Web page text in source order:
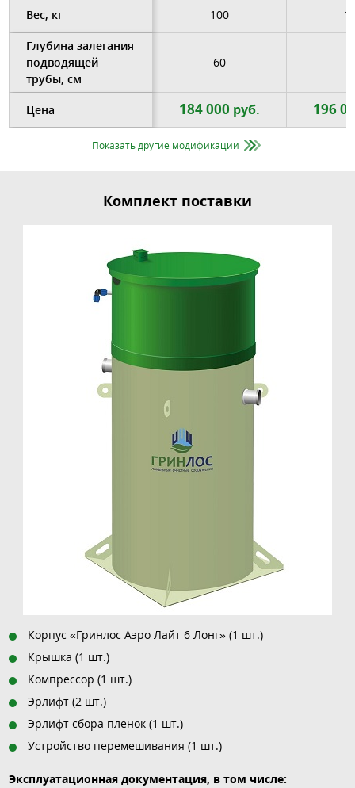
Вес, кг 100
Глубина залегания
подводящей
трубы, см
60
Цена 184 000 руб. 196
Показать другие модификации
Комплект поставки
Корпус «Гринлос Аэро Лайт 6 Лонг» (1 шт.)
Крышка (1 шт.)
Компрессор (1 шт.)
Эрлифт (2 шт.)
Эрлифт сбора пленок (1 шт.)
Устройство перемешивания (1 шт.)
Эксплуатационная документация, в том числе: